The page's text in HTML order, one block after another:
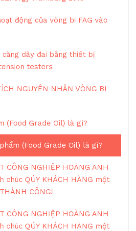
động của vòng bi FAG vào
dây đai bằng thiết bị
testers
NGUYÊN NHÂN VÒNG BI
(Food Grade Oil) là gì?
(Food Grade Oil) là gì?
CÔNG NGHIỆP HOÀNG ANH
QÚY KHÁCH HÀNG một
CÔNG!
CÔNG NGHIỆP HOÀNG ANH
QÚY KHÁCH HÀNG một